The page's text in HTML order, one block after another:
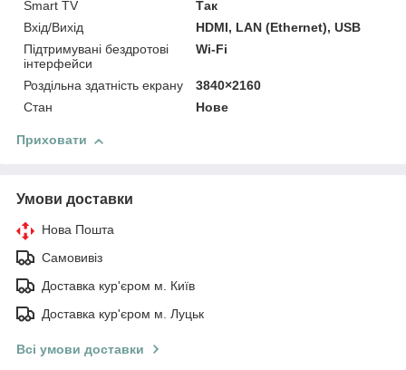
Smart TV
Так
Вхід/Вихід
HDMI, LAN (Ethernet), USB
Підтримувані бездротові
інтерфейси
Wi-Fi
Роздільна здатність екрану
3840×2160
Стан
Нове
Приховати
Умови доставки
Нова Пошта
Самовивіз
Доставка кур'єром м. Київ
Доставка кур'єром м. Луцьк
Всі умови доставки